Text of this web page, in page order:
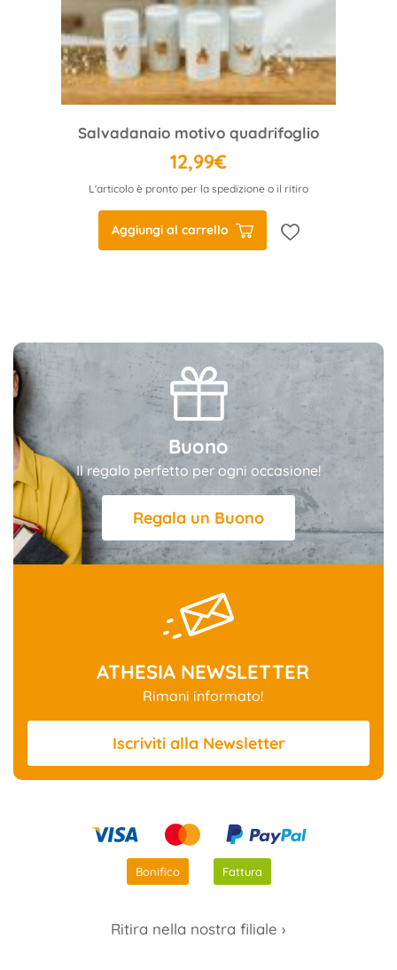
Salvadanaio motivo quadrifoglio
12,99€
L'articolo è pronto per la spedizione o il ritiro
Aggiungi al carrello
Buono
Il regalo perfetto per ogni occasione!
Regala un Buono
ATHESIA NEWSLETTER
Rimani informato!
Iscrivitialla Newsletter
Bonifico Fattura
Ritira nella nostra filiale ›